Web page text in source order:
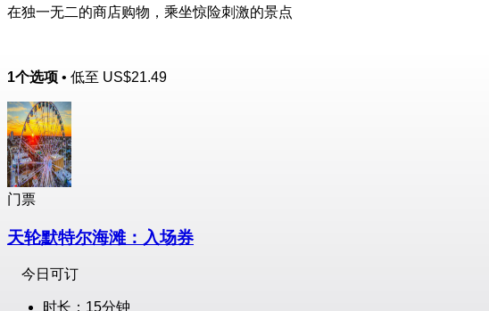
在独一无二的商店购物，乘坐惊险刺激的景点
1个选项 • 低至 US$21.49
门票
天轮默特尔海滩：入场券
今日可订
时长：15分钟